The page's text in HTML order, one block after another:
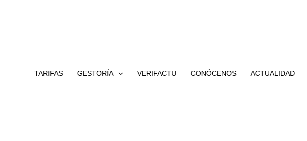
TARIFAS GESTORÍA VERIFACTU CONÓCENOS ACTUALIDAD